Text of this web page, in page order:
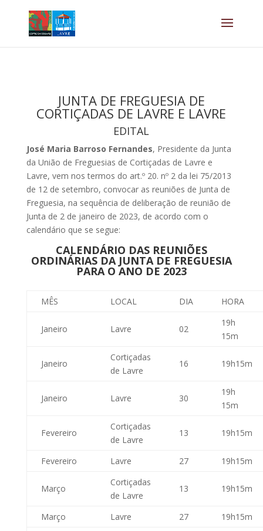
JUNTA DE FREGUESIA DE
CORTIÇADAS DE LAVRE E LAVRE
EDITAL
José Maria Barroso Fernandes, Presidente da Junta
da União de Freguesias de Cortiçadas de Lavre e
Lavre, vem nos termos do art.º 20. nº 2 da lei 75/2013
de 12 de setembro, convocar as reuniões de Junta de
Freguesia, na sequência de deliberação de reunião de
Junta de 2 de janeiro de 2023, de acordo com o
calendário que se segue:
CALENDÁRIO DAS REUNIÕES
ORDINÁRIAS DA JUNTA DE FREGUESIA
PARA O ANO DE 2023
MÊS LOCAL DIA HORA
Janeiro Lavre 02
19h
15m
Janeiro
Cortiçadas
de Lavre
16 19h15m
Janeiro Lavre 30
19h
15m
Fevereiro
Cortiçadas
de Lavre
13 19h15m
Fevereiro Lavre 27 19h15m
Março
Cortiçadas
de Lavre
13 19h15m
Março Lavre 27 19h15m